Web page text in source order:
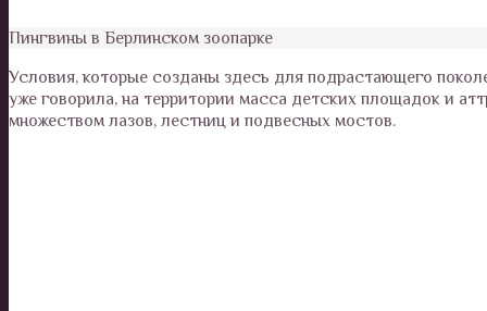
Пингвины в Берлинском зоопарке
Условия, которые созданы здесь для подрастающего
уже говорила, на территории масса детских площадок и
множеством лазов, лестниц и подвесных мостов.